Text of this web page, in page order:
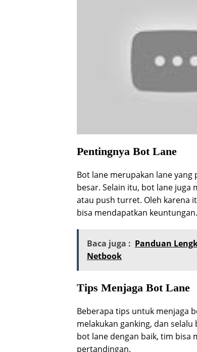
Pentingnya Bot Lane
Bot lane merupakan lane
besar. Selain itu, bot lane juga
atau push turret. Oleh karena
bisa mendapatkan keuntungan.
Baca juga : Panduan
Netbook
Tips Menjaga Bot Lane
Beberapa tips untuk menjaga
melakukan ganking, dan
bot lane dengan baik, tim bisa
pertandingan.